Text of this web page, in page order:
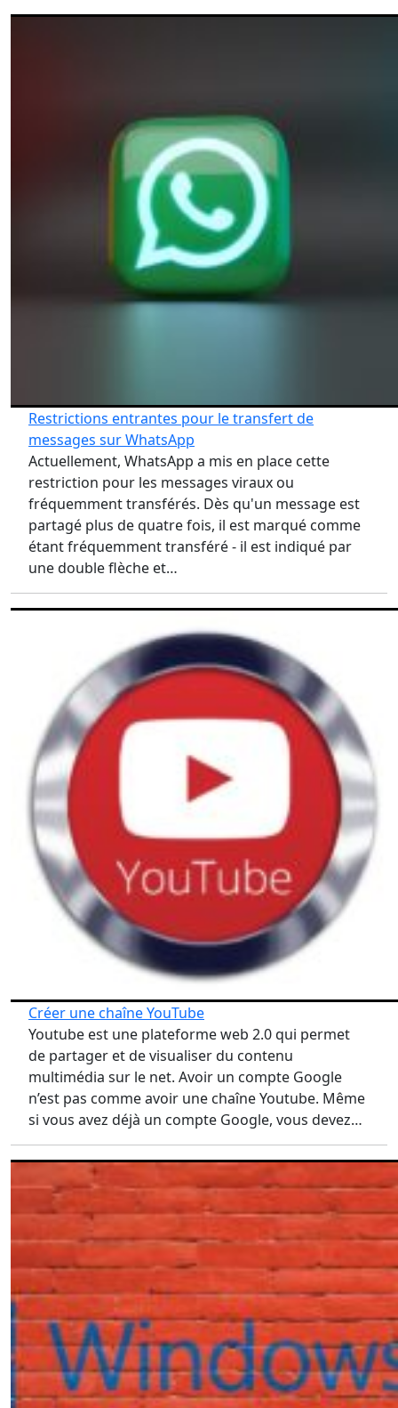
Restrictions entrantes pour le transfert de
messages sur WhatsApp
Actuellement, WhatsApp a mis en place cette
restriction pour les messages viraux ou
fréquemment transférés. Dès qu'un message est
partagé plus de quatre fois, il est marqué comme
étant fréquemment transféré - il est indiqué par
une double flèche et…
Créer une chaîne YouTube
Youtube est une plateforme web 2.0 qui permet
de partager et de visualiser du contenu
multimédia sur le net. Avoir un compte Google
n’est pas comme avoir une chaîne Youtube. Même
si vous avez déjà un compte Google, vous devez…